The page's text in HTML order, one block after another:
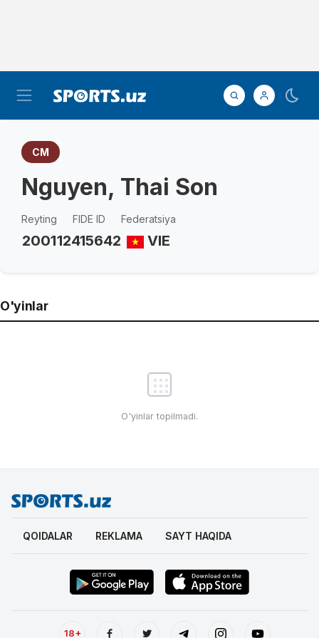
CM
Nguyen, Thai Son
Reyting
2001
FIDE ID
12415642
Federatsiya
VIE
O'yinlar
O'yinlar topilmadi.
QOIDALAR REKLAMA SAYT HAQIDA
18+